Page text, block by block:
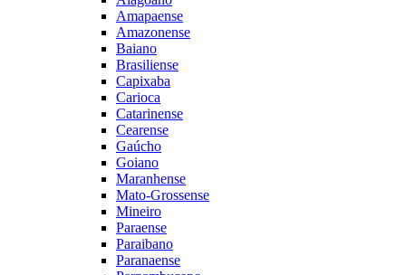
Amapaense
Amazonense
Baiano
Brasiliense
Capixaba
Carioca
Catarinense
Cearense
Gaúcho
Goiano
Maranhense
Mato-Grossense
Mineiro
Paraense
Paraibano
Paranaense